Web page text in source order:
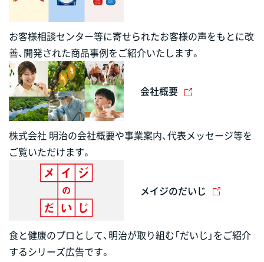
お客様相談センター等に寄せられたお客様の声をもとに改
善、開発された商品事例をご紹介いたします。
会社概要
株式会社 明治の会社概要や事業案内、代表メッセージ等を
ご覧いただけます。
メイジのだいじ
食と健康のプロとして、明治が取り組む「だいじ」をご紹介
するシリーズ広告です。